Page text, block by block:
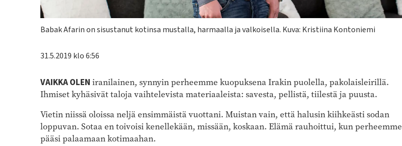
Kuvateksti
Babak Afarin on sisustanut kotinsa mustalla, harmaalla ja valkoisella. Kuva: Kristiina Kontoniemi
31.5.2019 klo 6:56
VAIKKA OLEN iranilainen, synnyin perheemme kuopuksena Irakin puolella, pakolaisleirillä.
Ihmiset kyhäsivät taloja vaihtelevista materiaaleista: savesta, pellistä, tiilestä ja puusta.
Vietin niissä oloissa neljä ensimmäistä vuottani. Muistan vain, että halusin kiihkeästi sodan
loppuvan. Sotaa en toivoisi kenellekään, missään, koskaan. Elämä rauhoittui, kun perheemme
pääsi palaamaan kotimaahan.